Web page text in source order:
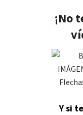
¡No
Y si